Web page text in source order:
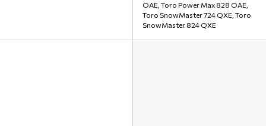
OAE, Toro Power Max 828 OAE,
Toro SnowMaster 724 QXE, Toro
SnowMaster 824 QXE